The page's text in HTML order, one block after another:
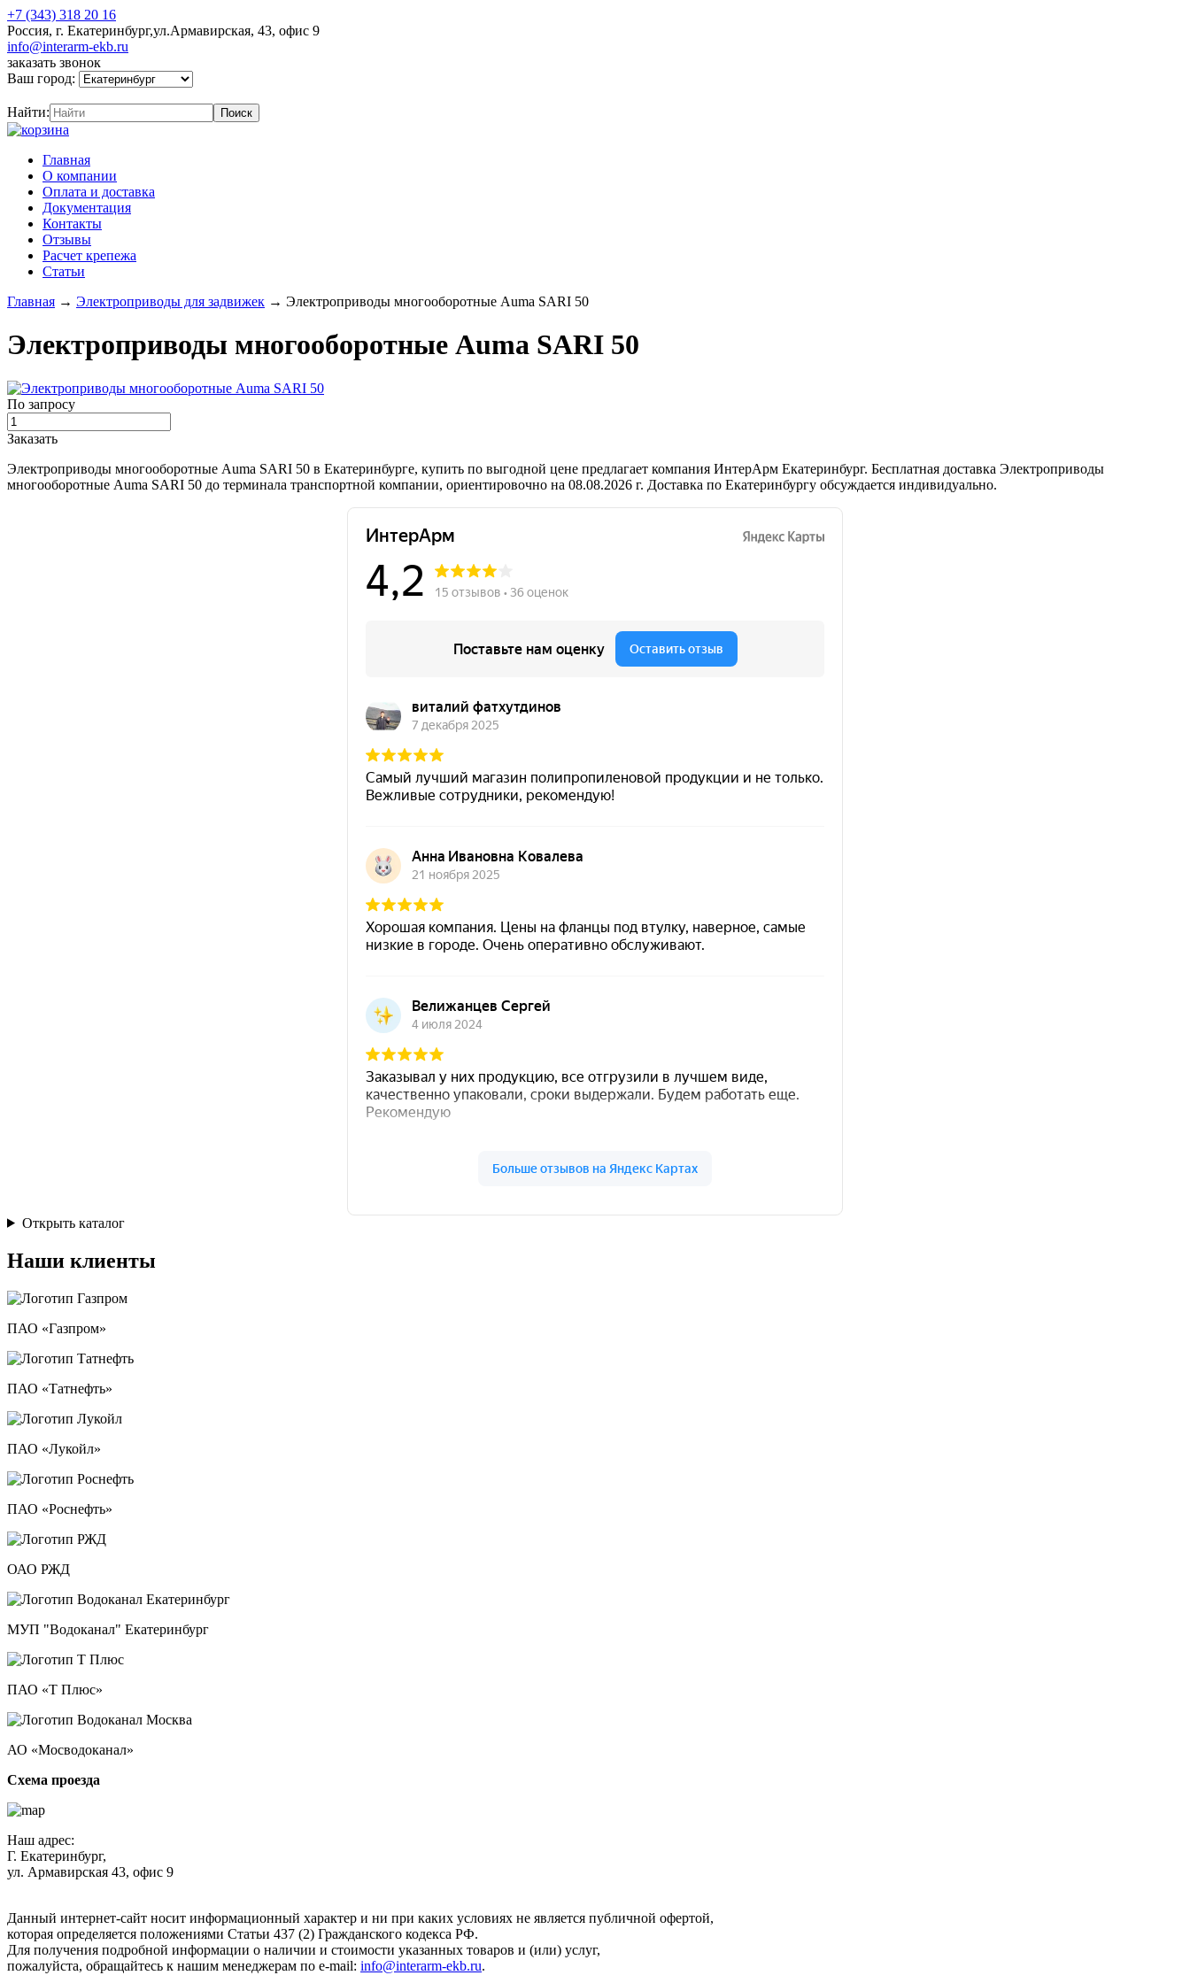
+7 (343) 318 20 16
Россия, г. Екатеринбург,ул.Армавирская, 43, офис 9
info@interarm-ekb.ru
заказать звонок
Ваш город:
Найти:
Главная
О компании
Оплата и доставка
Документация
Контакты
Отзывы
Расчет крепежа
Статьи
Главная → Электроприводы для задвижек → Электроприводы многооборотные Auma SARI 50
Электроприводы многооборотные Auma SARI 50
По запросу
Заказать
Электроприводы многооборотные Auma SARI 50 в Екатеринбурге, купить по выгодной цене предлагает компания ИнтерАрм Екатеринбург. Бесплатная доставка Электроприводы
многооборотные Auma SARI 50 до терминала транспортной компании, ориентировочно на 08.08.2026 г. Доставка по Екатеринбургу обсуждается индивидуально.
Открыть каталог
Наши клиенты
ПАО «Газпром»
ПАО «Татнефть»
ПАО «Лукойл»
ПАО «Роснефть»
ОАО РЖД
МУП "Водоканал" Екатеринбург
ПАО «Т Плюс»
АО «Мосводоканал»
Схема проезда
Наш адрес:
Г. Екатеринбург,
ул. Армавирская 43, офис 9
Данный интернет-сайт носит информационный характер и ни при каких условиях не является публичной офертой,
которая определяется положениями Статьи 437 (2) Гражданского кодекса РФ.
Для получения подробной информации о наличии и стоимости указанных товаров и (или) услуг,
пожалуйста, обращайтесь к нашим менеджерам по e-mail: info@interarm-ekb.ru.